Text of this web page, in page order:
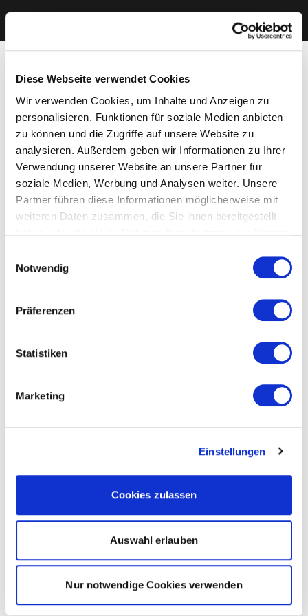
Diese Webseite verwendet Cookies
Wir verwenden Cookies, um Inhalte und Anzeigen zu
personalisieren, Funktionen für soziale Medien anbieten
zu können und die Zugriffe auf unsere Website zu
analysieren. Außerdem geben wir Informationen zu Ihrer
Verwendung unserer Website an unsere Partner für
soziale Medien, Werbung und Analysen weiter. Unsere
Partner führen diese Informationen möglicherweise mit
weiteren Daten zusammen, die Sie ihnen bereitgestellt
Cookies, wenn Sie unsere Webseite weiterhin nutzen.
Notwendig
Präferenzen
Statistiken
Marketing
Einstellungen
Cookies zulassen
Auswahl erlauben
Nur notwendige Cookies verwenden